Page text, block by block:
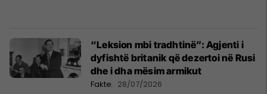
“Leksion mbi tradhtinë”: Agjenti i
dyfishtë britanik që dezertoi në Rusi
dhe i dha mësim armikut
Fakte 28/07/2026